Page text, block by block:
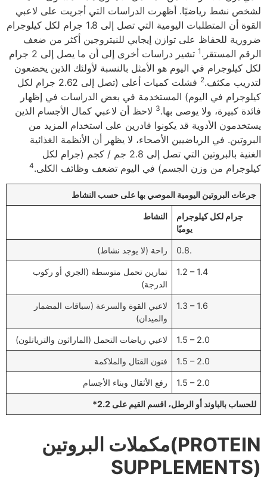
لشخص نشط رياضيًا. أظهرت الدراسات التي أجريت على لاعبي
القوة أن المتطلبات اليومية التي تصل إلى 1.8 جرام لكل كيلوجرام
ضرورية للحفاظ على توازن إيجابي للنيتروجين أكثر من ضعف
الرقم المستقر. 1
تشير دراسات أخرى إلى أن ما يصل إلى 2 جرام
لكل كيلوجرام في اليوم هو الأمثل بالنسبة لأولئك الذين يخضعون
لتدريب مكثف.2
فشلت كميات أعلى (تصل إلى 2.62 جرام لكل
كيلوجرام في اليوم) المستخدمة في بعض الدراسات في إظهار
فائدة كبيرة، ولا يوصى بها.3 لاحظ أن لاعبي كمال الأجسام الذين
يستخدمون الأدوية قد يكونوا قادرين على استخدام المزيد من
البروتين. في الرياضيين الأصحاء، لا يظهر أن الأنظمة الغذائية
الغنية بالبروتين التي تصل إلى 2.8 جم / كجم (جرام لكل
كيلوجرام من وزن الجسم) في اليوم تضعف وظائف الكلى.4
جرعات البروتين اليومية الموصي بها على حسب النشاط
النشاط
جرام لكل كيلوجرام
يوميًا
راحة (لا يوجد نشاط) 0.8.
تمارين تحمل متوسطة (الجري أو ركوب
الدرجة)
1.2 – 1.4
لاعبي القوة والسرعة (سباقات المضمار
والميدان)
1.3 – 1.6
لاعبي رياضات التحمل (الماراثون والترياتلون) 1.5 – 2.0
فنون القتال والملاكمة 1.5 – 2.0
رفع الأثقال وبناء الأجسام 1.5 – 2.0
*للحساب بالباوند أو الرطل، اقسم القيم على 2.2
مكملات البروتين(PROTEIN
SUPPLEMENTS)